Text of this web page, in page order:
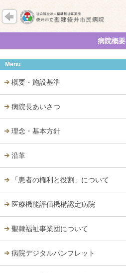
病院概要
Menu
概要・施設基準
病院長あいさつ
理念・基本方針
沿革
「患者の権利と役割」について
医療機能評価機構認定病院
聖隷福祉事業団について
病院デジタルパンフレット